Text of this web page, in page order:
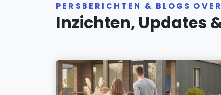
PERSBERICHTEN & BLOGS
Inzichten, Updates